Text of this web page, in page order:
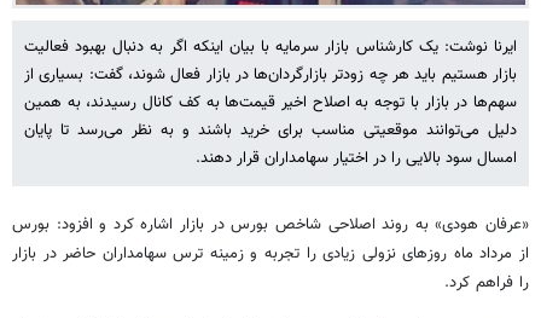
ایرنا نوشت: یک کارشناس بازار سرمایه با بیان اینکه اگر به دنبال بهبود فعالیت
بازار هستیم باید هر چه زودتر بازارگردان‌ها در بازار فعال شوند، گفت: بسیاری از
سهم‌ها در بازار با توجه به اصلاح اخیر قیمت‌ها به کف کانال رسیدند، به همین
دلیل می‌توانند موقعیتی مناسب برای خرید باشند و به نظر می‌رسد تا پایان
امسال سود بالایی را در اختیار سهامداران قرار دهند.
«عرفان هودی» به روند اصلاحی شاخص بورس در بازار اشاره کرد و افزود: بورس
از مرداد ماه روزهای نزولی زیادی را تجربه و زمینه ترس سهامداران حاضر در بازار
را فراهم کرد.